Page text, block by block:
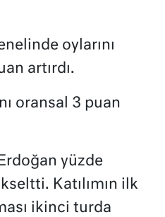
oylarını
artırdı.
oransal 3 puan
yüzde
Katılımın ilk
ikinci turda